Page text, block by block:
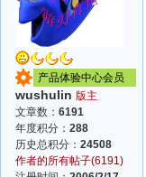
产品体验中心会员
wushulin 版主
文章数： 6191
年度积分： 288
历史总积分： 24508
作者的所有帖子(6191)